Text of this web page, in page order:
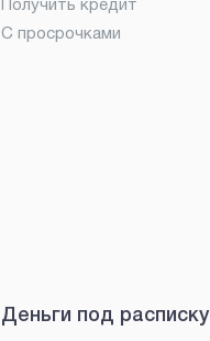
Получить кредит
С просрочками
Деньги под расписку